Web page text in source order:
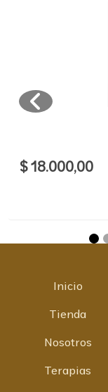
$ 18.000,00
Inicio
Tienda
Nosotros
Terapias